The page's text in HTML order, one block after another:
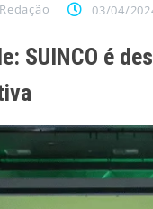
Redação 03/04/
SUINCO é